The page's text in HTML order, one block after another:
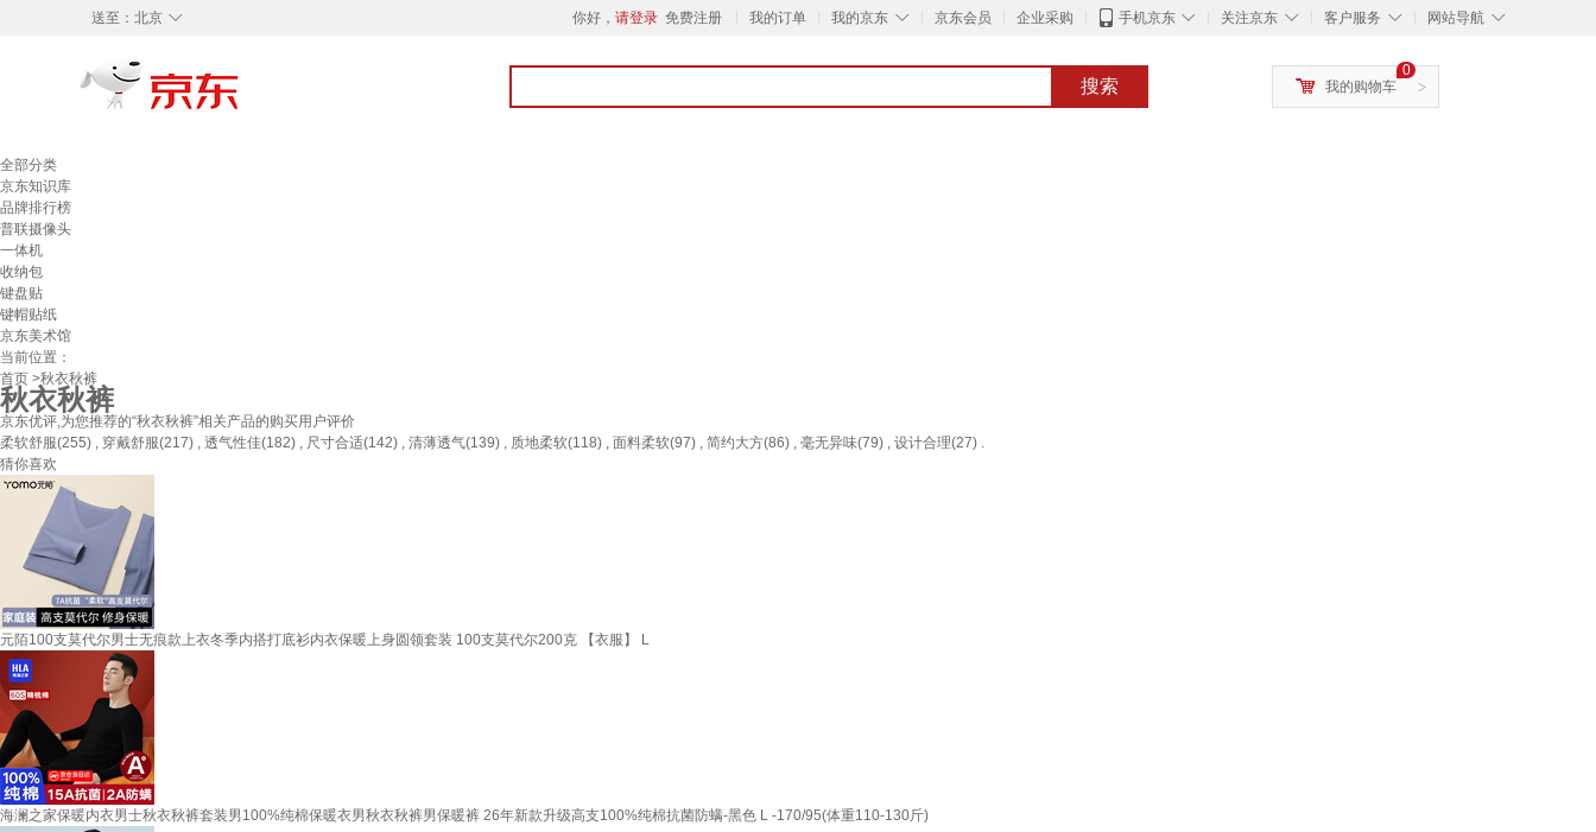
◇
送至： 北京 你好， 请登录 免费注册 我的订单 ◇
我的京东 京东会员 企业采购 ◇
手机京东 ◇
关注京东 ◇
客户服务 ◇
网站导航
搜索 >
0
我的购物车
全部分类
京东知识库
品牌排行榜
普联摄像头
一体机
收纳包
键盘贴
键帽贴纸
京东美术馆
当前位置：
首页 >秋衣秋裤
秋衣秋裤
京东优评,为您推荐的“秋衣秋裤”相关产品的购买用户评价
柔软舒服(255) , 穿戴舒服(217) , 透气性佳(182) , 尺寸合适(142) , 清薄透气(139) , 质地柔软(118) , 面料柔软(97) , 简约大方(86) , 毫无异味(79) , 设计合理(27) .
猜你喜欢
元陌100支莫代尔男士无痕款上衣冬季内搭打底衫内衣保暖上身圆领套装 100支莫代尔200克 【衣服】 L
海澜之家保暖内衣男士秋衣秋裤套装男100%纯棉保暖衣男秋衣秋裤男保暖裤 26年新款升级高支100%纯棉抗菌防螨-黑色 L -170/95(体重110-130斤)